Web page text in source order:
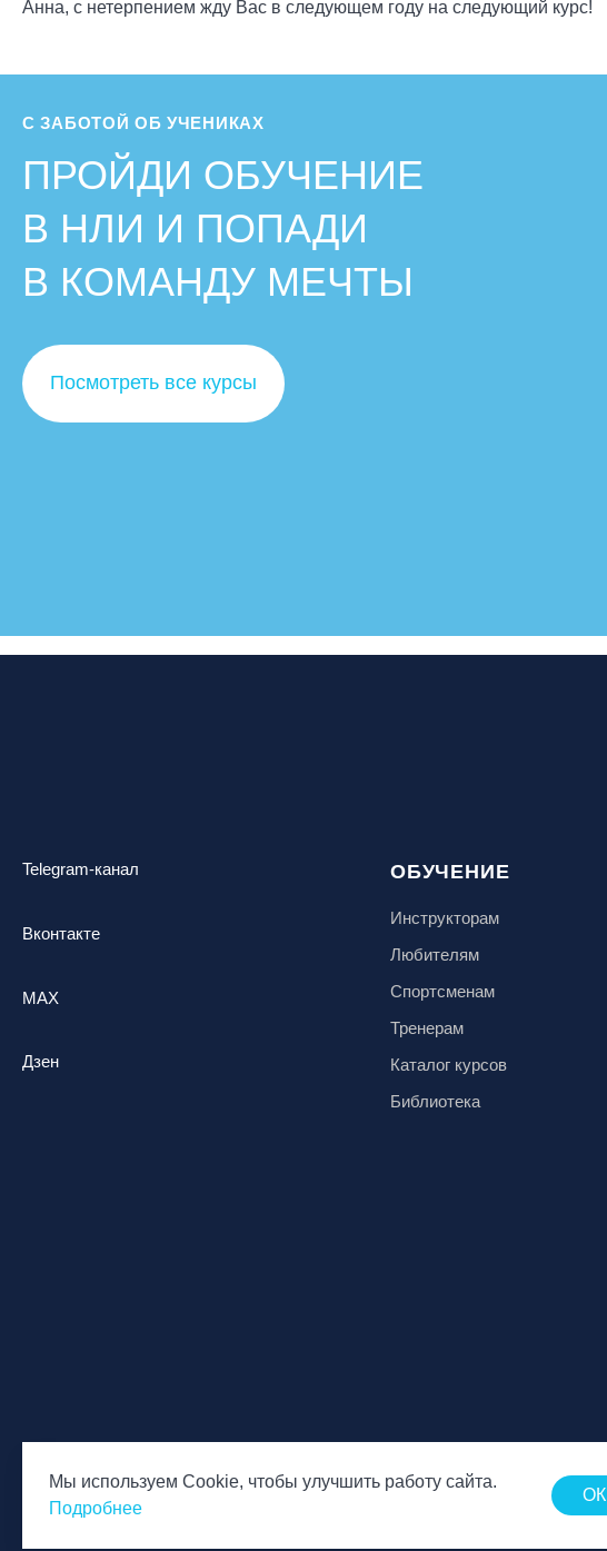
Мы используем Cookie, чтобы улучшить работу сайта.
Подробнее
ОК
Анна, с нетерпением жду Вас в следующем году на следующий курс!
С ЗАБОТОЙ ОБ УЧЕНИКАХ
ПРОЙДИ ОБУЧЕНИЕ
В НЛИ И ПОПАДИ
В КОМАНДУ МЕЧТЫ
Посмотреть все курсы
Telegram-канал
Вконтакте
MAX
Дзен
ОБУЧЕНИЕ
Инструкторам
Любителям
Спортсменам
Тренерам
Каталог курсов
Библиотека
© Национальная Лига инструкторов, 2026
персональных данных